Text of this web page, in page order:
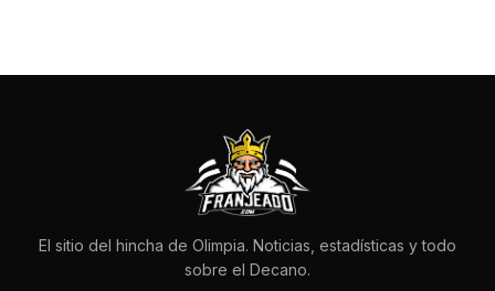
El sitio del hincha de Olimpia. Noticias, estadísticas y todo
sobre el Decano.